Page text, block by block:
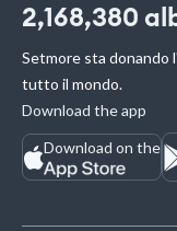
2,168,380
Setmore sta donando
tutto il mondo.
Download the app
Download on the